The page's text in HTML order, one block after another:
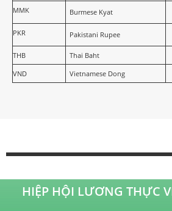
MMK Burmese Kyat
PKR Pakistani Rupee
THB Thai Baht
VND
Vietnamese Dong
HIỆP HỘI LƯƠNG THỰC